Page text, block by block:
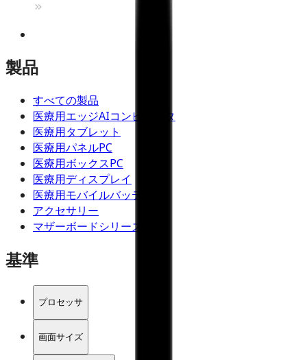
製品
すべての製品
医療用エッジAIコンピュータ
医療用タブレット
医療用パネルPC
医療用ボックスPC
医療用ディスプレイ
医療用モバイルバッテリー
アクセサリー
マザーボードシリーズ
基準
プロセッサ
画面サイズ